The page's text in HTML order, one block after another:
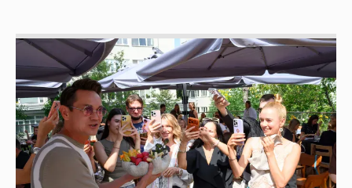
Анастасия Гребенкина, Женя Малахова,
Оксана Русланова и другие гости
фестиваля «Баланс вкуса и ритма»:
рассматриваем летние образы